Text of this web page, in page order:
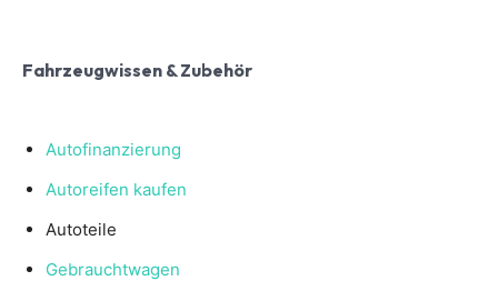
Fahrzeugwissen & Zubehör
Autofinanzierung
Autoreifen kaufen
Autoteile
Gebrauchtwagen